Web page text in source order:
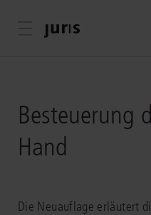
Menü öffnen
Besteuerung
Hand
Die Neuauflage erläutert